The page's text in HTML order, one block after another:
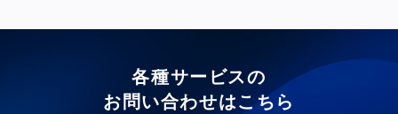
各種サービスの
お問い合わせはこちら